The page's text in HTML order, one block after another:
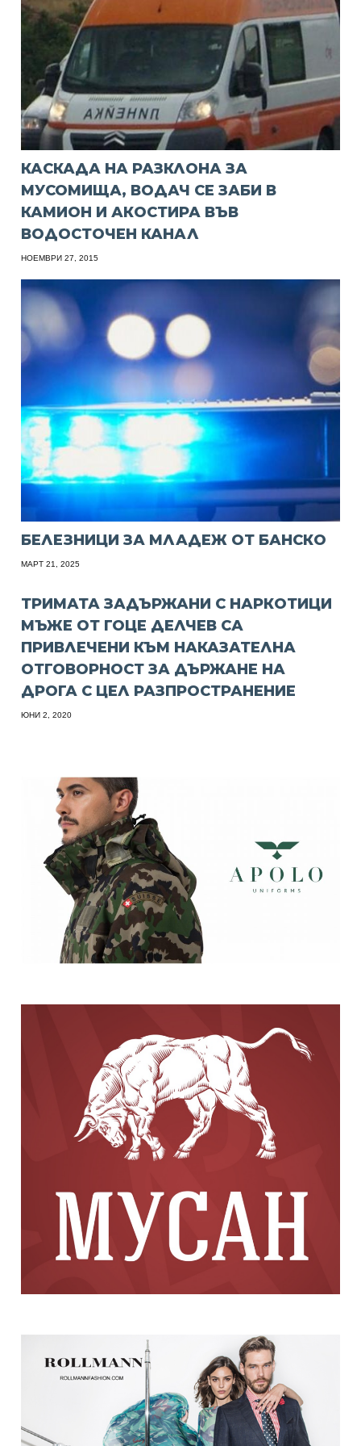
КАСКАДА НА РАЗКЛОНА ЗА
МУСОМИЩА, ВОДАЧ СЕ ЗАБИ В
КАМИОН И АКОСТИРА ВЪВ
ВОДОСТОЧЕН КАНАЛ
НОЕМВРИ 27, 2015
БЕЛЕЗНИЦИ ЗА МЛАДЕЖ ОТ БАНСКО
МАРТ 21, 2025
ТРИМАТА ЗАДЪРЖАНИ С НАРКОТИЦИ
МЪЖЕ ОТ ГОЦЕ ДЕЛЧЕВ СА
ПРИВЛЕЧЕНИ КЪМ НАКАЗАТЕЛНА
ОТГОВОРНОСТ ЗА ДЪРЖАНЕ НА
ДРОГА С ЦЕЛ РАЗПРОСТРАНЕНИЕ
ЮНИ 2, 2020